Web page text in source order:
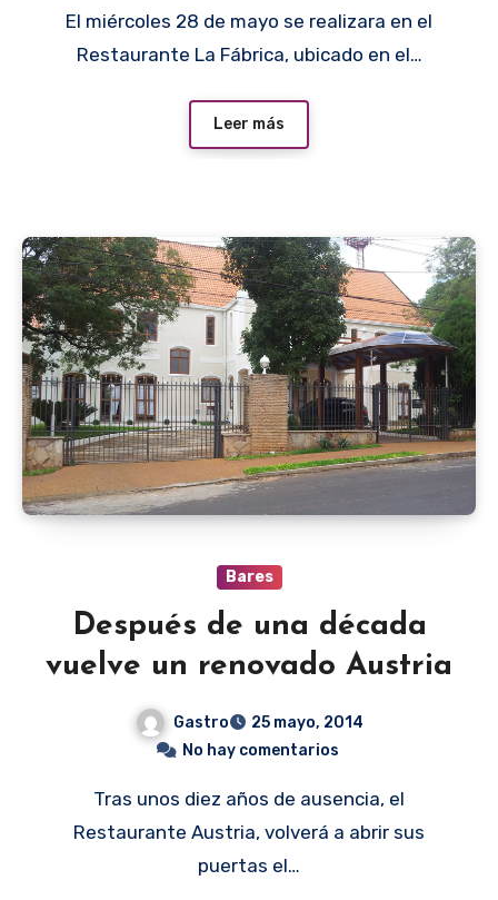
El miércoles 28 de mayo se realizara en el
Restaurante La Fábrica, ubicado en el…
Leer más
Bares
Después de una década
vuelve un renovado Austria
Gastro
25 mayo, 2014
No hay comentarios
Tras unos diez años de ausencia, el
Restaurante Austria, volverá a abrir sus
puertas el…